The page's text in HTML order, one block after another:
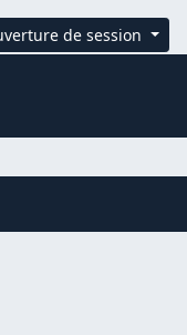
de session